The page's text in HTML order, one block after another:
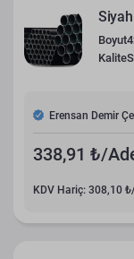
Boyut
Kalite
Erensan Demir
338,91 ₺/
KDV Hariç: 308,10